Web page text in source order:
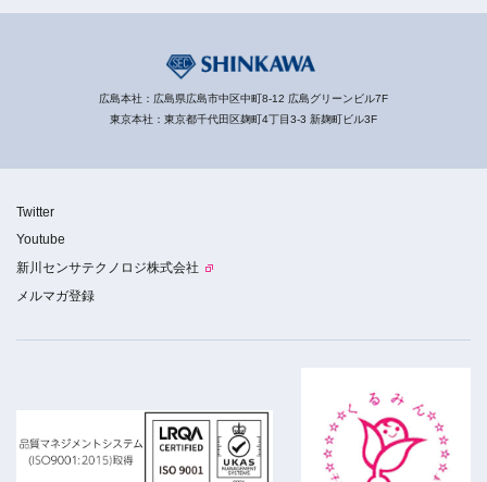
広島本社：広島県広島市中区中町8-12 広島グリーンビル7F
東京本社：東京都千代田区麹町4丁目3-3 新麹町ビル3F
Twitter
Youtube
新川センサテクノロジ株式会社
メルマガ登録